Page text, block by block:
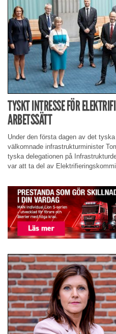
TYSKT INTRESSE FÖR
ARBETSSÄTT
Under den första dagen av det
välkomnade infrastrukturminister
tyska delegationen på
var att ta del av